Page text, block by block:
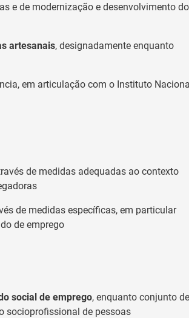
e de modernização e desenvolvimento do
artesanais, designadamente enquanto
em articulação com o Instituto
de medidas adequadas ao contexto
de medidas específicas, em particular
de emprego
social de emprego, enquanto conjunto de
socioprofissional de pessoas